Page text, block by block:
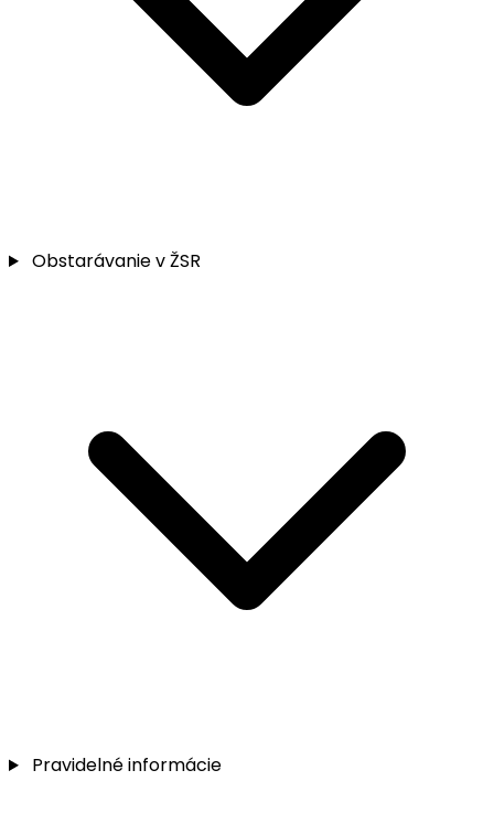
Obstarávanie v ŽSR
Pravidelné informácie